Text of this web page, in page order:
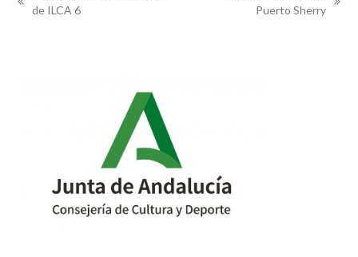
previous
de ILCA 6
Puerto Sherry